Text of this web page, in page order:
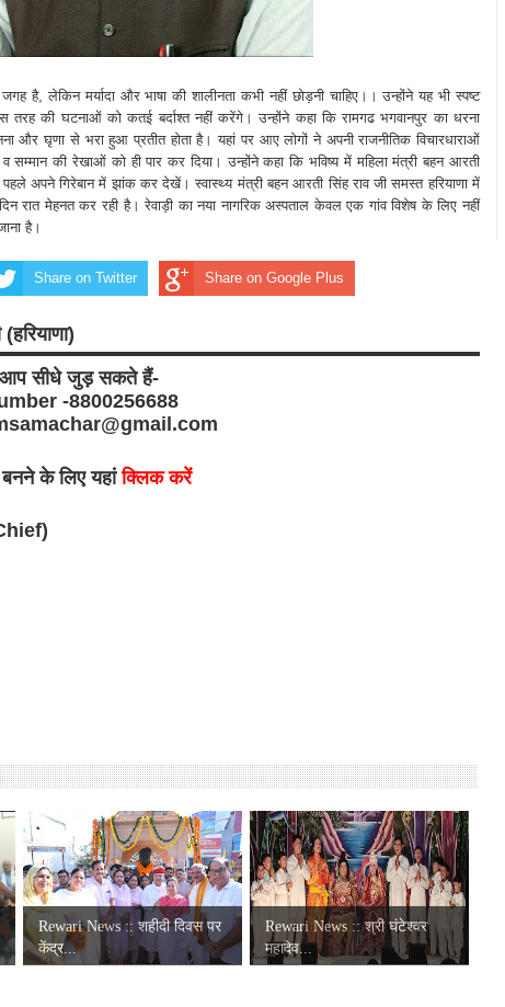
है, लेकिन मर्यादा और भाषा की शालीनता कभी नहीं छोड़नी चाहिए।। उन्होंने यह भी स्पष्ट
तरह की घटनाओं को कतई बर्दाश्त नहीं करेंगे। उन्होंने कहा कि रामगढ भगवानपुर का धरना
और घृणा से भरा हुआ प्रतीत होता है। यहां पर आए लोगों ने अपनी राजनीतिक विचारधाराओं
सम्मान की रेखाओं को ही पार कर दिया। उन्होंने कहा कि भविष्य में महिला मंत्री बहन आरती
अपने गिरेबान में झांक कर देखें। स्वास्थ्य मंत्री बहन आरती सिंह राव जी समस्त हरियाणा में
रात मेहनत कर रही है। रेवाड़ी का नया नागरिक अस्पताल केवल एक गांव विशेष के लिए नहीं
है।
Share on Twitter Share on Google Plus
आप सीधे जुड़ सकते हैं-
-8800256688
बनने के लिए यहांक्लिक करें
Rewari News :: शहीदी दिवस पर
केंद्र...
Rewari News :: श्री घंटेश्वर
महादेव...